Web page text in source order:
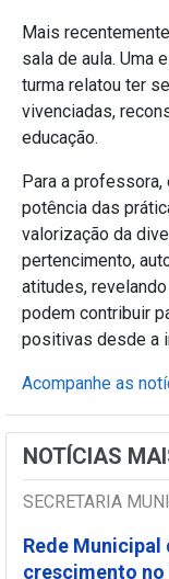
Mais
sala de aula. Uma
turma relatou ter
vivenciadas,
educação.
Para a
potência das
valorização da
pertencimento,
atitudes,
podem contribuir
positivas desde a
Acompanhe as
NOTÍCIAS
SECRETARIA
Rede Municipal
crescimento no